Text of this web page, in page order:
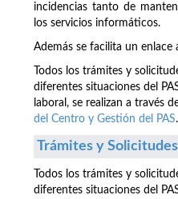
incidencias tanto de
los servicios informáticos.
Además se facilita un enlace
Todos los trámites y
diferentes situaciones del
laboral, se realizan a través
del Centro y Gestión del PAS.
Trámites y Solicitudes
Todos los trámites y
diferentes situaciones del